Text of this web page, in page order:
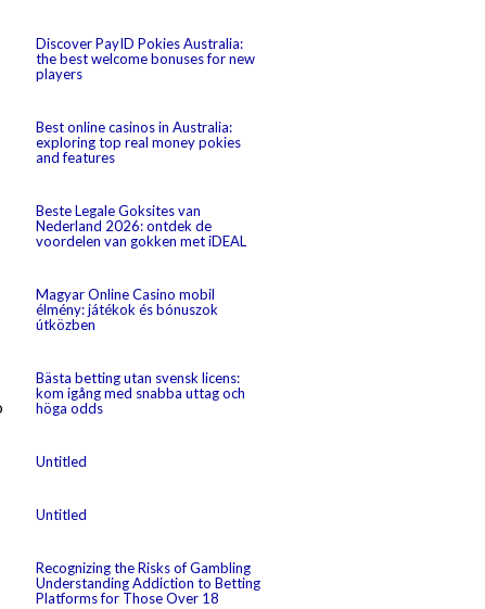
Discover PayID Pokies Australia:
the best welcome bonuses for new
players
Best online casinos in Australia:
exploring top real money pokies
and features
Beste Legale Goksites van
Nederland 2026: ontdek de
voordelen van gokken met iDEAL
Magyar Online Casino mobil
élmény: játékok és bónuszok
útközben
Bästa betting utan svensk licens:
kom igång med snabba uttag och
höga odds
Untitled
Untitled
Recognizing the Risks of Gambling
Understanding Addiction to Betting
Platforms for Those Over 18